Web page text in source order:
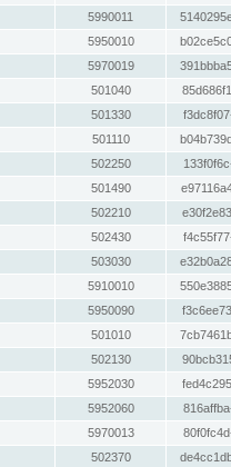
5990011
5950010
5970019
501040
501330
501110
502250
501490
502210
502430
503030
5910010
5950090
501010
502130
5952030
5952060
5970013
502370